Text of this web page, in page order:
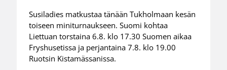
Susiladies matkustaa tänään Tukholmaan kesän
toiseen miniturnaukseen. Suomi kohtaa
Liettuan torstaina 6.8. klo 17.30 Suomen aikaa
Fryshusetissa ja perjantaina 7.8. klo 19.00
Ruotsin Kistamässanissa.